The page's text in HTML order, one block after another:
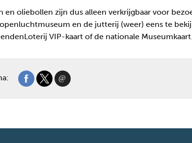
en oliebollen zijn dus alleen verkrijgbaar voor
en de jutterij (weer) eens te
VIP-kaart of de nationale Museumkaart.